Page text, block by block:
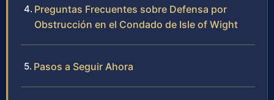
Preguntas Frecuentes sobre Defensa por
Obstrucción en el Condado de Isle of Wight
Pasos a Seguir Ahora